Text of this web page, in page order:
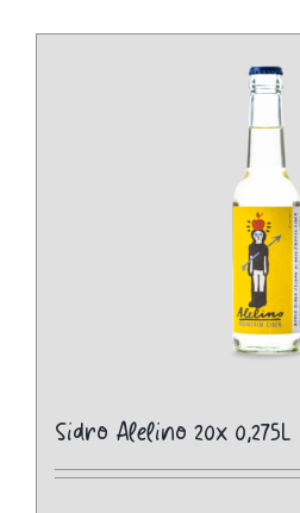
Sidro Alelino 20x 0,275L